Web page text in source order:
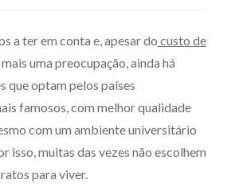
a ter em conta e, apesar do custo de
uma preocupação, ainda há
que optam pelos países
famosos, com melhor qualidade
com um ambiente universitário
isso, muitas das vezes não escolhem
para viver.